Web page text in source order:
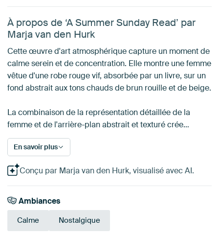
À propos de ‘A Summer Sunday Read’ par
Marja van den Hurk
Cette œuvre d'art atmosphérique capture un moment de
calme serein et de concentration. Elle montre une femme
vêtue d'une robe rouge vif, absorbée par un livre, sur un
fond abstrait aux tons chauds de brun rouille et de beige.
La combinaison de la représentation détaillée de la
femme et de l'arrière-plan abstrait et texturé crée…
En savoir plus
Conçu par Marja van den Hurk, visualisé avec AI.
Ambiances
Calme Nostalgique